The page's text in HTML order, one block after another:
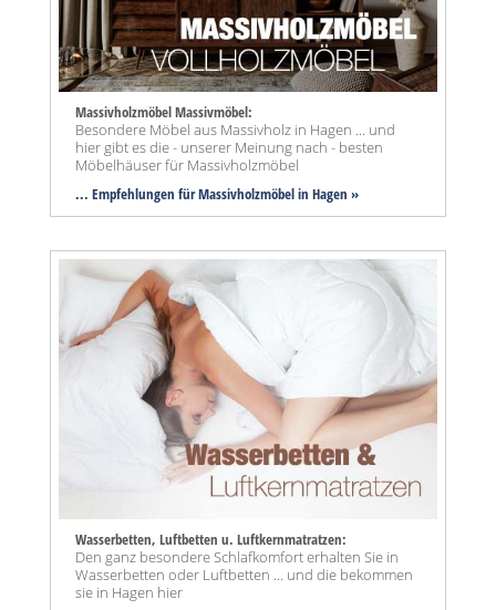
Massivholzmöbel Massivmöbel:
Besondere Möbel aus Massivholz in Hagen ... und
hier gibt es die - unserer Meinung nach - besten
Möbelhäuser für Massivholzmöbel
... Empfehlungen für Massivholzmöbel in Hagen »
Wasserbetten, Luftbetten u. Luftkernmatratzen:
Den ganz besondere Schlafkomfort erhalten Sie in
Wasserbetten oder Luftbetten ... und die bekommen
sie in Hagen hier